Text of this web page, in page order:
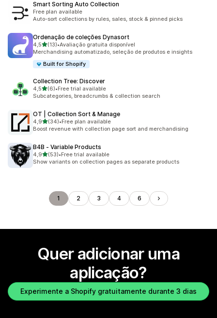
Smart Sorting Auto Collection
Free plan available
Auto-sort collections by rules, sales, stock & pinned picks
Ordenação de coleções Dynasort
4,5de 5 estrelas
(13)
13 total de avaliações
•Avaliação gratuita disponível
Merchandising automatizado, seleção de produtos e insights
Built for Shopify
Collection Tree: Discover
4,5de 5 estrelas
(6)
6 total de avaliações
•Free trial available
Subcategories, breadcrumbs & collection search
OT | Collection Sort & Manage
4,9de 5 estrelas
(34)
34 total de avaliações
•Free plan available
Boost revenue with collection page sort and merchandising
B4B ‑ Variable Products
4,9de 5 estrelas
(53)
53 total de avaliações
•Free trial available
Show variants on collection pages as separate products
1 2 3 4 6
Quer adicionar uma
aplicação?
Experimente a Shopify gratuitamente durante 3 dias